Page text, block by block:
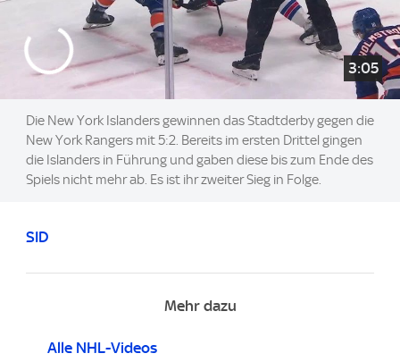
3:05
Die New York Islanders gewinnen das Stadtderby gegen die
New York Rangers mit 5:2. Bereits im ersten Drittel gingen
die Islanders in Führung und gaben diese bis zum Ende des
Spiels nicht mehr ab. Es ist ihr zweiter Sieg in Folge.
SID
Mehr dazu
Alle NHL-Videos